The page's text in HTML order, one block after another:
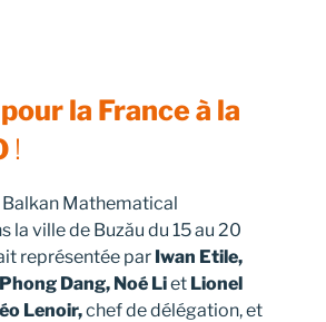
la France à la
!
Balkan Mathematical
la ville de Buzău du 15 au 20
représentée par Iwan Etile,
Dang, Noé Liet Lionel
Lenoir,chef de délégation, et